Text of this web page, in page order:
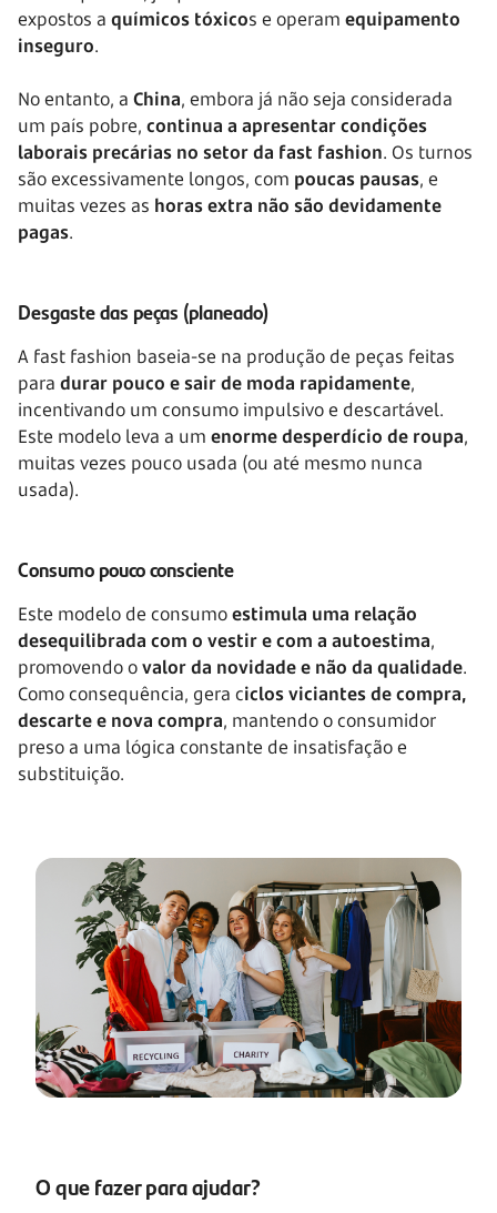
expostos a químicos tóxicos e operam equipamento
inseguro.
No entanto, a China, embora já não seja considerada
um país pobre, continua a apresentar condições
laborais precárias no setor da fast fashion. Os turnos
são excessivamente longos, com poucas pausas, e
muitas vezes as horas extra não são devidamente
pagas.
Desgaste das peças (planeado)
A fast fashion baseia-se na produção de peças feitas
para durar pouco e sair de moda rapidamente,
incentivando um consumo impulsivo e descartável.
Este modelo leva a um enorme desperdício de roupa,
muitas vezes pouco usada (ou até mesmo nunca
usada).
Consumo pouco consciente
Este modelo de consumoestimula uma relação
desequilibrada com o vestir e com a autoestima,
promovendo ovalor da novidade e não da qualidade.
Como consequência, gera ciclos viciantes de compra,
descarte e nova compra, mantendo o consumidor
preso a uma lógica constante de insatisfação e
substituição.
O que fazer para ajudar?